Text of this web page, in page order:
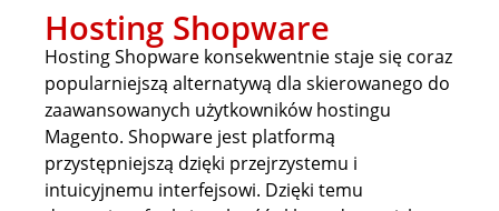
Hosting Shopware
Hosting Shopware konsekwentnie staje się coraz
popularniejszą alternatywą dla skierowanego do
zaawansowanych użytkowników hostingu
Magento. Shopware jest platformą
przystępniejszą dzięki przejrzystemu i
intuicyjnemu interfejsowi. Dzięki temu